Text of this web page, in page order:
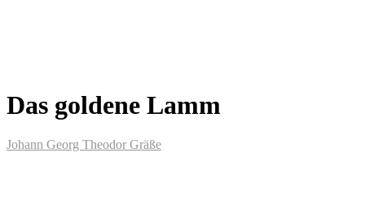
Das goldene Lamm
Johann Georg Theodor Gräße